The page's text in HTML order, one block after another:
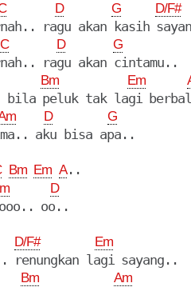
D G D/F#
ragu akan kasih
C D G
ragu akan cintamu..
Bm Em
bila peluk tak lagi
D G
aku bisa apa..
Bm Em A..
D
oo..
D/F# Em
renungkan lagi sayang..
Bm Am